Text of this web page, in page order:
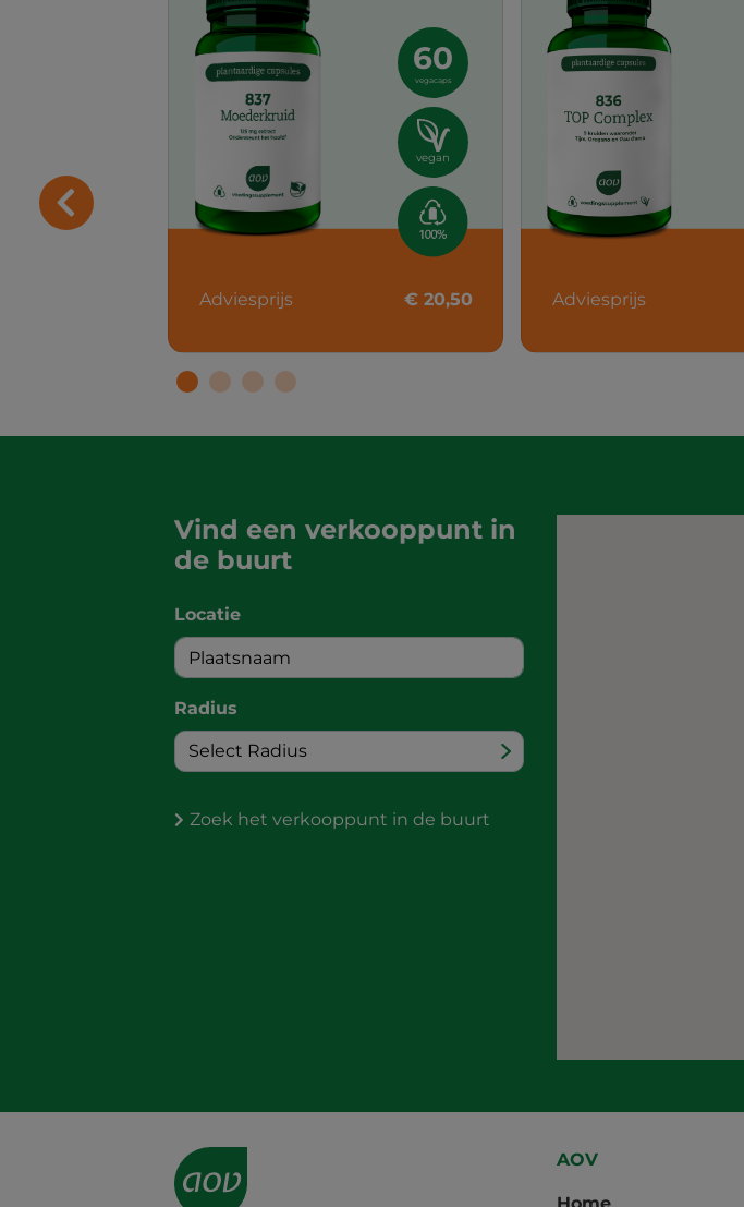
60
vegacaps
vegan
Adviesprijs € 20,50 Adviesprijs
Vind een verkooppunt in
de buurt
Locatie
Radius
Zoek het verkooppunt in de buurt
AOV